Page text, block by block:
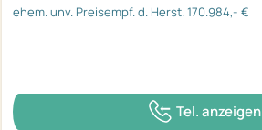
ehem. unv. Preisempf. d. Herst. 170.984,- €
Tel. anzeigen